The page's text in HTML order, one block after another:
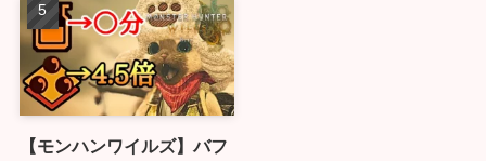
【モンハンワイルズ】バフ